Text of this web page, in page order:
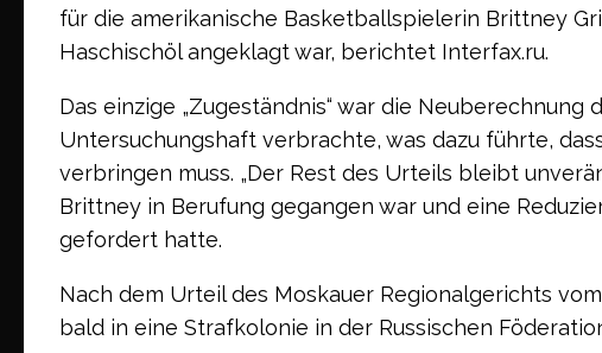
für die amerikanische Basketballspielerin Brittney
Haschischöl angeklagt war, berichtet Interfax.ru.
Das einzige „Zugeständnis“ war die
Untersuchungshaft verbrachte, was dazu führte,
verbringen muss. „Der Rest des Urteils bleibt
Brittney in Berufung gegangen war und eine
gefordert hatte.
Nach dem Urteil des Moskauer Regionalgerichts
bald in eine Strafkolonie in der Russischen